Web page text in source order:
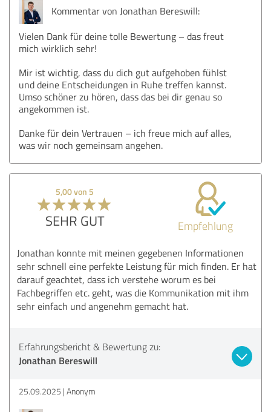
Kommentar von Jonathan Bereswill:
Vielen Dank für deine tolle Bewertung – das freut
mich wirklich sehr!
Mir ist wichtig, dass du dich gut aufgehoben fühlst
und deine Entscheidungen in Ruhe treffen kannst.
Umso schöner zu hören, dass das bei dir genau so
angekommen ist.
Danke für dein Vertrauen – ich freue mich auf alles,
was wir noch gemeinsam angehen.
5,00 von 5
SEHR GUT Empfehlung
Jonathan konnte mit meinen gegebenen Informationen
sehr schnell eine perfekte Leistung für mich finden. Er hat
darauf geachtet, dass ich verstehe worum es bei
Fachbegriffen etc. geht, was die Kommunikation mit ihm
sehr einfach und angenehm gemacht hat.
Erfahrungsbericht & Bewertung zu:
Jonathan Bereswill
25.09.2025 Anonym